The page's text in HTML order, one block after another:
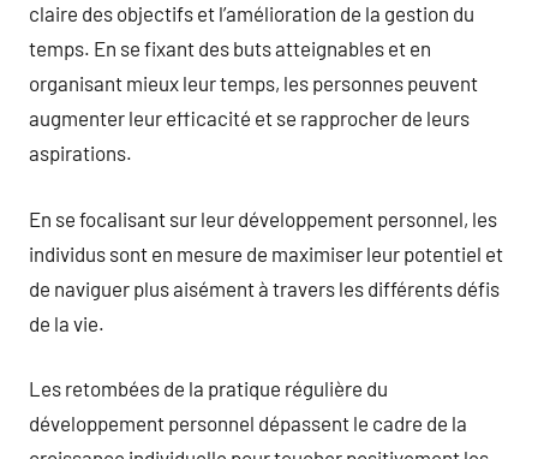
claire des objectifs et l’amélioration de la gestion du
temps. En se fixant des buts atteignables et en
organisant mieux leur temps, les personnes peuvent
augmenter leur efficacité et se rapprocher de leurs
aspirations.
En se focalisant sur leur développement personnel, les
individus sont en mesure de maximiser leur potentiel et
de naviguer plus aisément à travers les différents défis
de la vie.
Les retombées de la pratique régulière du
développement personnel dépassent le cadre de la